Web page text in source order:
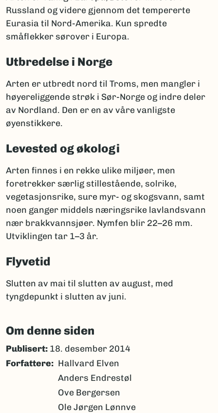
Russland og videre gjennom det tempererte
Eurasia til Nord-Amerika. Kun spredte
småflekker sørover i Europa.
Utbredelse i Norge
Arten er utbredt nord til Troms, men mangler i
høyereliggende strøk i Sør-Norge og indre deler
av Nordland. Den er en av våre vanligste
øyenstikkere.
Levested og økologi
Arten finnes i en rekke ulike miljøer, men
foretrekker særlig stillestående, solrike,
vegetasjonsrike, sure myr- og skogsvann, samt
noen ganger middels næringsrike lavlandsvann
nær brakkvannsjøer. Nymfen blir 22–26 mm.
Utviklingen tar 1–3 år.
Flyvetid
Slutten av mai til slutten av august, med
tyngdepunkt i slutten av juni.
Om denne siden
Publisert: 18. desember 2014
Forfattere
Hallvard Elven
Anders Endrestøl
Ove Bergersen
Ole Jørgen Lønnve